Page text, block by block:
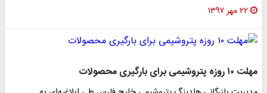
۲۲ مهر ۱۳۹۷
مهلت ۱۰ روزه پتروشیمی برای بارگیری محصولات